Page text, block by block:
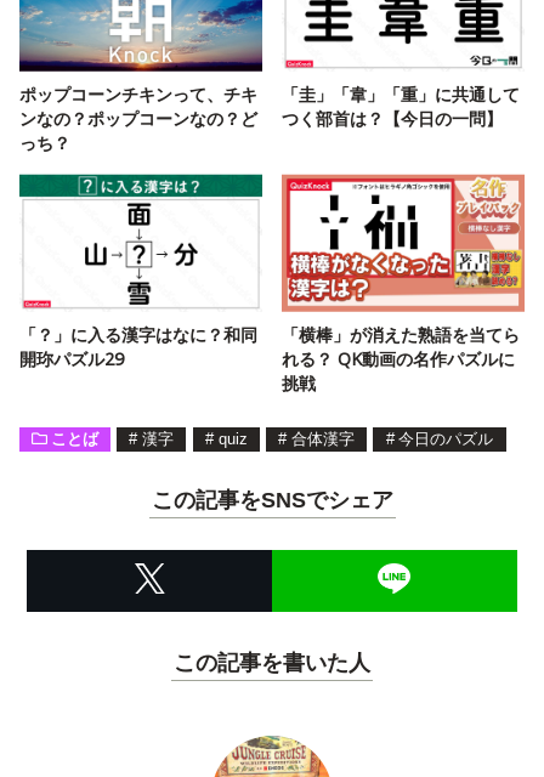
ポップコーンチキンって、チキ
ンなの？ポップコーンなの？ど
っち？
「圭」「韋」「重」に共通して
つく部首は？【今日の一問】
「？」に入る漢字はなに？和同
開珎パズル29
「横棒」が消えた熟語を当てら
れる？ QK動画の名作パズルに
挑戦
ことば # 漢字 # quiz # 合体漢字 # 今日のパズル
この記事をSNSでシェア
この記事を書いた人